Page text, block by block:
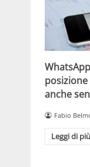
anche
Fabio
Leggi di più